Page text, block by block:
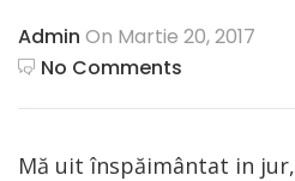
Admin On Martie 20, 2017
No Comments
Mă uit înspăimântat in jur,